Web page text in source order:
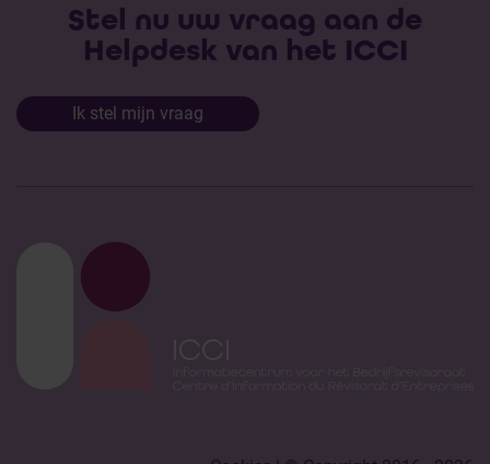
Stel nu uw vraag aan de
Helpdesk van het ICCI
Ik stel mijn vraag